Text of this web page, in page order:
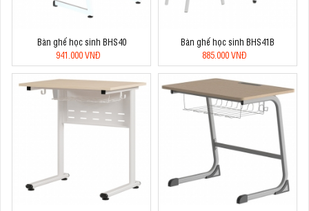
Bàn ghế học sinh BHS40
941.000 VNĐ
Bàn ghế học sinh BHS41B
885.000 VNĐ